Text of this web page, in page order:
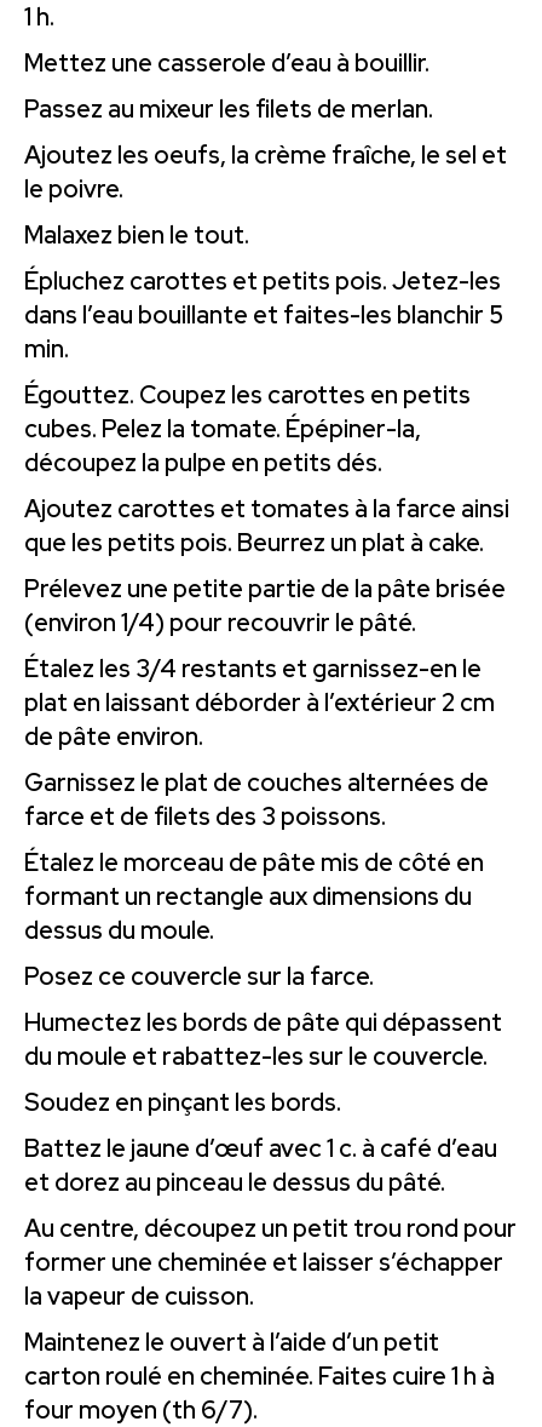
1 h.
Mettez une casserole d’eau à bouillir.
Passez au mixeur les filets de merlan.
Ajoutez les oeufs, la crème fraîche, le sel et
le poivre.
Malaxez bien le tout.
Épluchez carottes et petits pois. Jetez-les
dans l’eau bouillante et faites-les blanchir 5
min.
Égouttez. Coupez les carottes en petits
cubes. Pelez la tomate. Épépiner-la,
découpez la pulpe en petits dés.
Ajoutez carottes et tomates à la farce ainsi
que les petits pois. Beurrez un plat à cake.
Prélevez une petite partie de la pâte brisée
(environ 1/4) pour recouvrir le pâté.
Étalez les 3/4 restants et garnissez-en le
plat en laissant déborder à l’extérieur 2 cm
de pâte environ.
Garnissez le plat de couches alternées de
farce et de filets des 3 poissons.
Étalez le morceau de pâte mis de côté en
formant un rectangle aux dimensions du
dessus du moule.
Posez ce couvercle sur la farce.
Humectez les bords de pâte qui dépassent
du moule et rabattez-les sur le couvercle.
Soudez en pinçant les bords.
Battez le jaune d’œuf avec 1 c. à café d’eau
et dorez au pinceau le dessus du pâté.
Au centre, découpez un petit trou rond pour
former une cheminée et laisser s’échapper
la vapeur de cuisson.
Maintenez le ouvert à l’aide d’un petit
carton roulé en cheminée. Faites cuire 1 h à
four moyen (th 6/7).